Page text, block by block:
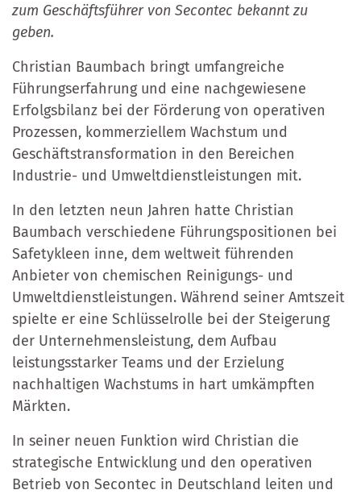
zum Geschäftsführer von Secontec bekannt zu
geben.
Christian Baumbach bringt umfangreiche
Führungserfahrung und eine nachgewiesene
Erfolgsbilanz bei der Förderung von operativen
Prozessen, kommerziellem Wachstum und
Geschäftstransformation in den Bereichen
Industrie- und Umweltdienstleistungen mit.
In den letzten neun Jahren hatte Christian
Baumbach verschiedene Führungspositionen bei
Safetykleen inne, dem weltweit führenden
Anbieter von chemischen Reinigungs- und
Umweltdienstleistungen. Während seiner Amtszeit
spielte er eine Schlüsselrolle bei der Steigerung
der Unternehmensleistung, dem Aufbau
leistungsstarker Teams und der Erzielung
nachhaltigen Wachstums in hart umkämpften
Märkten.
In seiner neuen Funktion wird Christian die
strategische Entwicklung und den operativen
Betrieb von Secontec in Deutschland leiten und